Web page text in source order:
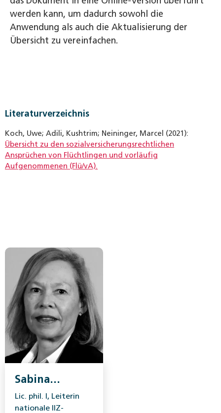
werden kann, um dadurch sowohl die
Anwendung als auch die Aktualisierung der
Übersicht zu vereinfachen.
Literaturverzeichnis
Koch, Uwe; Adili, Kushtrim; Neininger, Marcel (2021):
Übersicht zu den sozialversicherungsrechtlichen
Ansprüchen von Flüchtlingen und vorläufig
Aufgenommenen (Flü/vA).
Sabina
Schmidlin
Lic. phil. I, Leiterin
nationale IIZ-